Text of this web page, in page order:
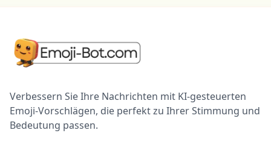
Verbessern Sie Ihre Nachrichten mit KI-gesteuerten
Emoji-Vorschlägen, die perfekt zu Ihrer Stimmung und
Bedeutung passen.